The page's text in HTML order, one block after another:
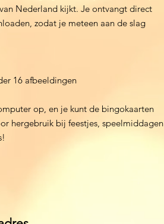
Nederland kijkt. Je ontvangt direct
zodat je meteen aan de slag
16 afbeeldingen
op, en je kunt de bingokaarten
hergebruik bij feestjes, speelmiddagen